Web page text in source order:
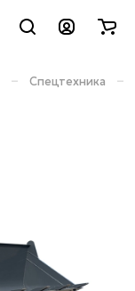
– Спецтехника –